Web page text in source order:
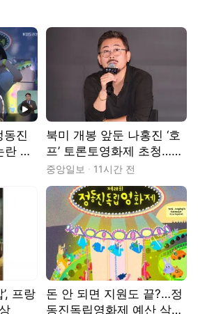
동진
속
북미 개봉 앞둔 나홍진 ‘호
프’ 토론토영화제 초청…이
창동은 공로상
중앙일보 11시간 전
프랑
돈 안 되면 지원도 끝?…정
동진독립영화제 예산 삭감